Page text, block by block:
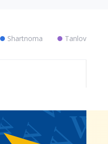
Shartnoma Tanlov